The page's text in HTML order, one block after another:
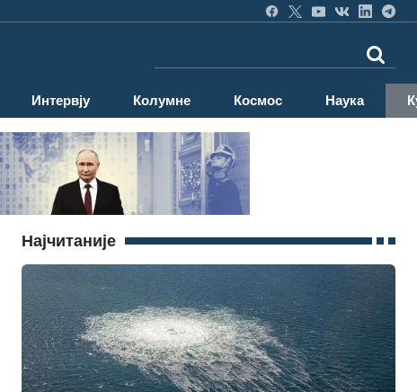
Интервју Колумне Космос Наука
Најчитаније